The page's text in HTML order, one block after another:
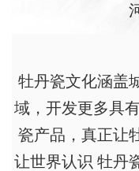
牡丹瓷文化涵盖
域，开发更多具
瓷产品，真正让
让世界认识 牡丹